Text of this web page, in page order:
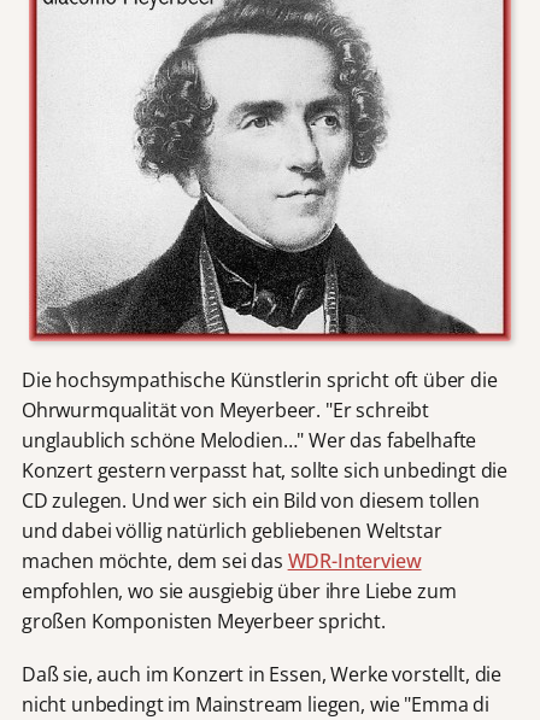
Die hochsympathische Künstlerin spricht oft über die
Ohrwurmqualität von Meyerbeer. "Er schreibt
unglaublich schöne Melodien…" Wer das fabelhafte
Konzert gestern verpasst hat, sollte sich unbedingt die
CD zulegen. Und wer sich ein Bild von diesem tollen
und dabei völlig natürlich gebliebenen Weltstar
machen möchte, dem sei das WDR-Interview
empfohlen, wo sie ausgiebig über ihre Liebe zum
großen Komponisten Meyerbeer spricht.
Daß sie, auch im Konzert in Essen, Werke vorstellt, die
nicht unbedingt im Mainstream liegen, wie "Emma di